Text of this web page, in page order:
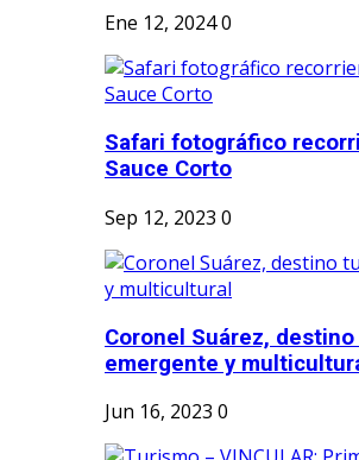
Ene 12, 20240
Safari fotográfico
Sauce Corto
Sep 12, 2023 0
Coronel Suárez,
emergente y
Jun 16, 2023 0